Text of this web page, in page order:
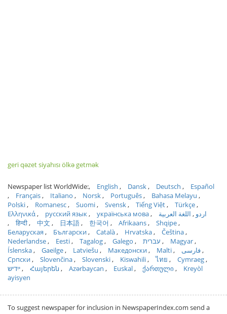
geri qəzet siyahısı ölkə getmək
Newspaper list WorldWide: English Dansk Deutsch
Español
Français
Italiano Norsk Português
Bahasa Melayu
Polski
Romanesc Suomi Svensk Tiếng Việt
Türkçe
Ελληνικά
русский язык українська мова اردو
اللغة العربية
हिन्दी
中文 日本語 한국어 Afrikaans
Shqipe
Беларуская
Български Català Hrvatska
Čeština
Nederlandse
Eesti Tagalog Galego עברית
Magyar
Íslenska
Gaeilge Latviešu Македонски Malti
فارسی
Српски
Slovenčina Slovenski Kiswahili ไทย
Cymraeg
ייִדיש
Հայերեն Azərbaycan Euskal ქართული
Kreyòl
ayisyen
To suggest newspaper for inclusion in NewspaperIndex.com send a